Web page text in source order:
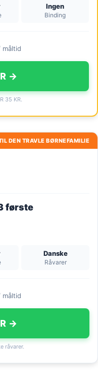
Ingen
Binding
måltid
→
35 KR.
DEN TRAVLE BØRNEFAMILIE
første
Danske
Råvarer
måltid
→
råvarer.